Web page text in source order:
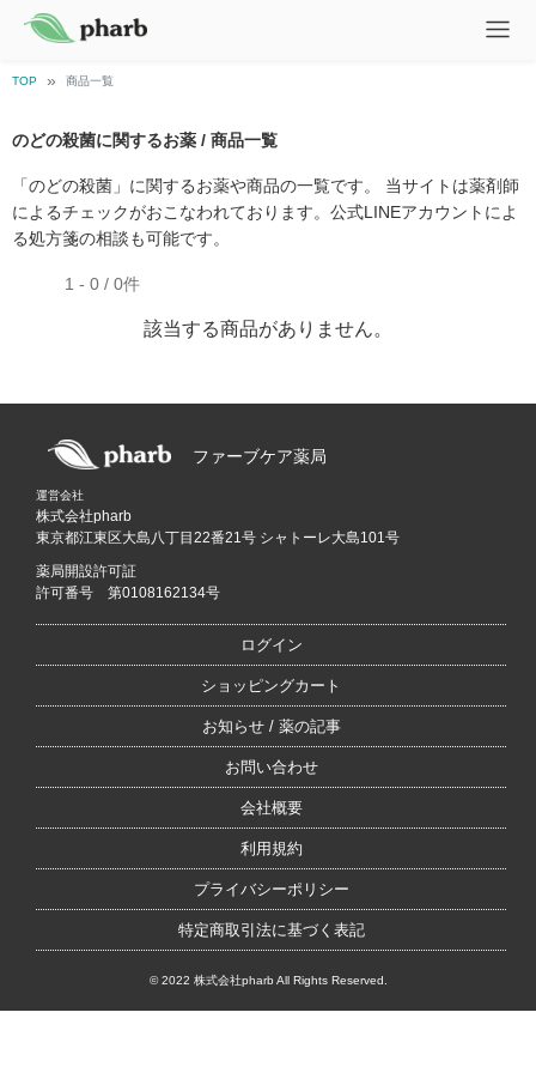
TOP 商品一覧
のどの殺菌に関するお薬 / 商品一覧
1 - 0 / 0件
「のどの殺菌」に関するお薬や商品の一覧です。 当サイトは薬剤師
によるチェックがおこなわれております。公式LINEアカウントによ
る処方箋の相談も可能です。
該当する商品がありません。
ファーブケア薬局
運営会社
株式会社pharb
東京都江東区大島八丁目22番21号 シャトーレ大島101号
薬局開設許可証
許可番号 第0108162134号
ログイン
ショッピングカート
お知らせ / 薬の記事
お問い合わせ
会社概要
利用規約
プライバシーポリシー
特定商取引法に基づく表記
© 2022 株式会社pharb All Rights Reserved.